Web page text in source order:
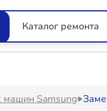
Каталог ремонта
Samsung